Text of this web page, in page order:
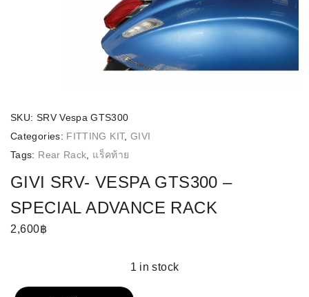
SKU: SRV Vespa GTS300
Categories: FITTING KIT,GIVI
Tags: Rear Rack แร็คท้าย
GIVI SRV- VESPA GTS300 –
SPECIAL ADVANCE RACK
2,600฿
1 in stock